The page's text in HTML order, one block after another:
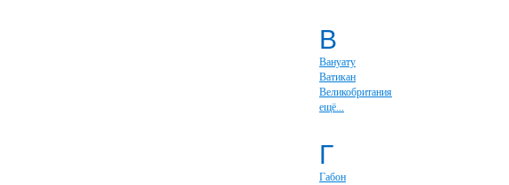
В
Вануату
Ватикан
Великобритания
ещё...
Г
Габон